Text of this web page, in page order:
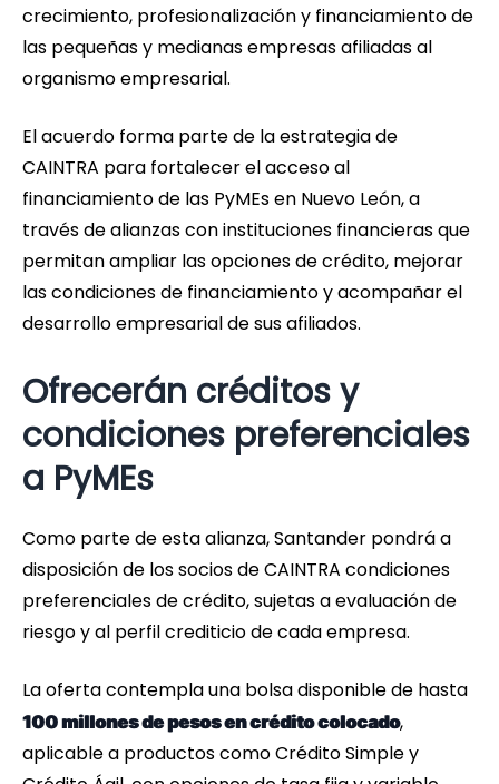
crecimiento, profesionalización y financiamiento de
las pequeñas y medianas empresas afiliadas al
organismo empresarial.
El acuerdo forma parte de la estrategia de
CAINTRA para fortalecer el acceso al
financiamiento de las PyMEs en Nuevo León, a
través de alianzas con instituciones financieras que
permitan ampliar las opciones de crédito, mejorar
las condiciones de financiamiento y acompañar el
desarrollo empresarial de sus afiliados.
Ofrecerán créditos y
condiciones preferenciales
a PyMEs
Como parte de esta alianza, Santander pondrá a
disposición de los socios de CAINTRA condiciones
preferenciales de crédito, sujetas a evaluación de
riesgo y al perfil crediticio de cada empresa.
La oferta contempla una bolsa disponible de hasta
100 millones de pesos en crédito colocado,
aplicable a productos como Crédito Simple y